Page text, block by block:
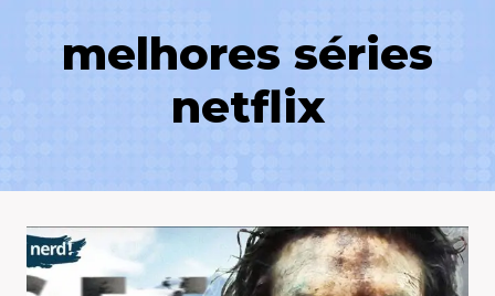
melhores séries
netflix